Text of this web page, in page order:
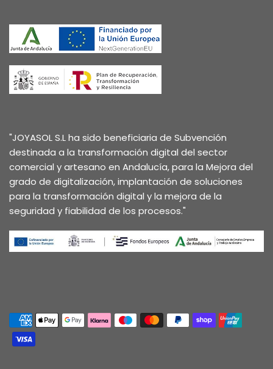
"JOYASOL S.L ha sido beneficiaria de Subvención
destinada a la transformación digital del sector
comercial y artesano en Andalucía, para la Mejora del
grado de digitalización, implantación de soluciones
para la transformación digital y la mejora de la
seguridad y fiabilidad de los procesos."